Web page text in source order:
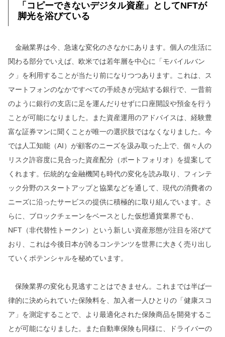
「コピーできないデジタル資産」としてNFTが
脚光を浴びている
金融業界は今、急速な変化のさなかにあります。個人の生活に
関わる部分でいえば、欧米では若年層を中心に「モバイルバン
ク」を利用することが当たり前になりつつあります。これは、ス
マートフォンのなかですべての手続きが完結する銀行で、一昔前
のように銀行の支店に足を運んだりせずに口座開設や預金を行う
ことが可能になりました。また資産運用のアドバイスは、経験豊
富な証券マンに聞くことが唯一の選択肢ではなくなりました。今
では人工知能（AI）が顧客のニーズを汲み取った上で、個々人の
リスク許容度に見合った資産配分（ポートフォリオ）を提案して
くれます。伝統的な金融機関も時代の変化を読み取り、フィンテ
ック分野のスタートアップと協業などを通して、現代の消費者の
ニーズに沿ったサービスの提供に積極的に取り組んでいます。さ
らに、ブロックチェーンをベースとした仮想通貨業界でも、
NFT（非代替性トークン）という新しい資産形態が注目を浴びて
おり、これは今後日本が誇るコンテンツを世界に大きく売り出し
ていくポテンシャルを秘めています。
保険業界の変化も見逃すことはできません。これまでは半ば一
律的に決められていた保険料を、加入者一人ひとりの「健康スコ
ア」を測定することで、より最適化された保険商品を開発するこ
とが可能になりました。また自動車保険も同様に、ドライバーの